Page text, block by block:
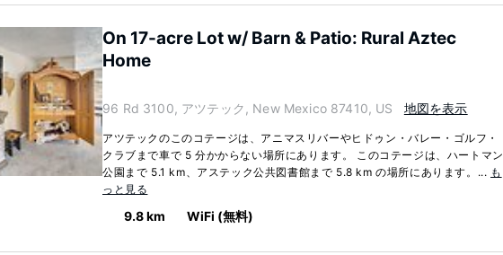
On 17-acre Lot w/ Barn & Patio: Rural Aztec
Home
96 Rd 3100, アツテック, New Mexico 87410, US 地図を表示
アツテックのこのコテージは、アニマスリバーやヒドゥン・バレー・ゴルフ・
クラブまで車で 5 分かからない場所にあります。 このコテージは、ハートマン
公園まで 5.1 km、アステック公共図書館まで 5.8 km の場所にあります。... も
っと見る
9.8 km WiFi (無料)